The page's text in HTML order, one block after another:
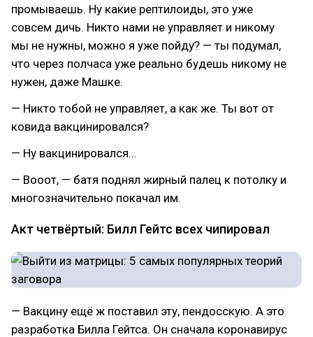
промываешь. Ну какие рептилоиды, это уже
совсем дичь. Никто нами не управляет и никому
мы не нужны, можно я уже пойду? — ты подумал,
что через полчаса уже реально будешь никому не
нужен, даже Машке.
— Никто тобой не управляет, а как же. Ты вот от
ковида вакцинировался?
— Ну вакцинировался…
— Вооот, — батя поднял жирный палец к потолку и
многозначительно покачал им.
Акт четвёртый: Билл Гейтс всех чипировал
— Вакцину ещё ж поставил эту, пендосскую. А это
разработка Билла Гейтса. Он сначала коронавирус